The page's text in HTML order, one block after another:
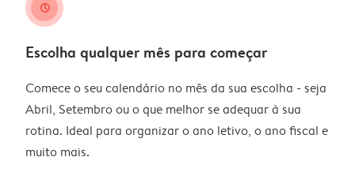
clock
Escolha qualquer mês para começar
Comece o seu calendário no mês da sua escolha - seja
Abril, Setembro ou o que melhor se adequar à sua
rotina. Ideal para organizar o ano letivo, o ano fiscal e
muito mais.